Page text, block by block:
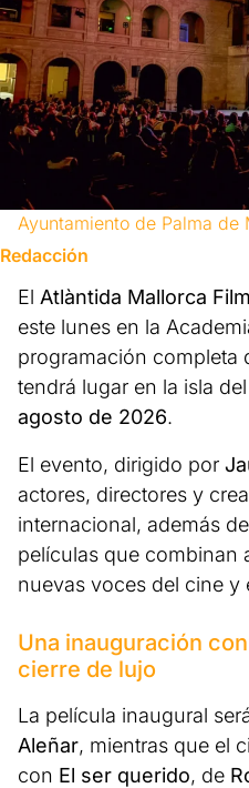
Ayuntamiento de Palma de
Redacción
El Atlàntida Mallorca
este lunes en la
programación completa
tendrá lugar en la isla del
agosto de 2026.
El evento, dirigido por
actores, directores y
internacional, además
películas que combinan
nuevas voces del cine y
Una inauguración
cierre de lujo
La película inaugural
Aleñar, mientras que el
con El ser querido, de